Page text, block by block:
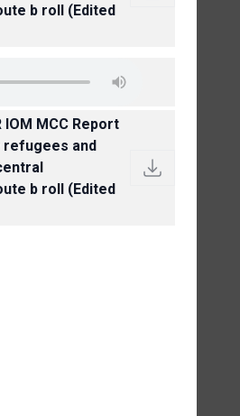
b roll (Edited
IOM MCC Report
refugees and
b roll (Edited